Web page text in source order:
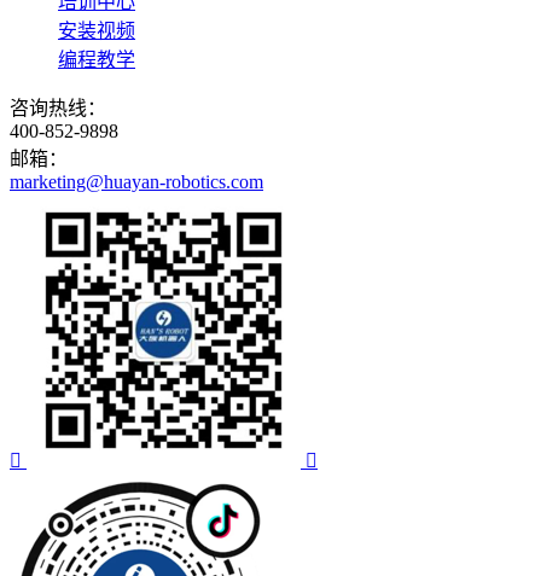
安装视频
编程教学
咨询热线：
400-852-9898
邮箱：
marketing@huayan-robotics.com